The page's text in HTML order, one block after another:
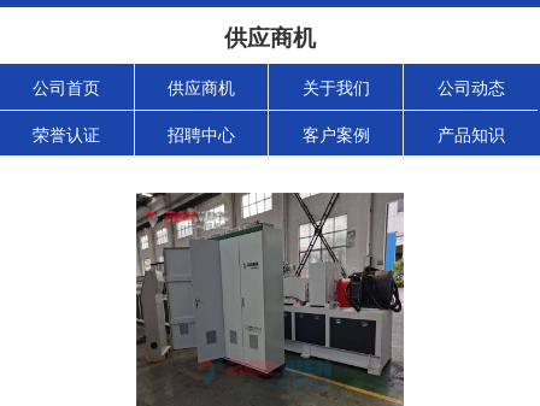
供应商机
公司首页 供应商机 关于我们 公司动态
荣誉认证 招聘中心 客户案例 产品知识